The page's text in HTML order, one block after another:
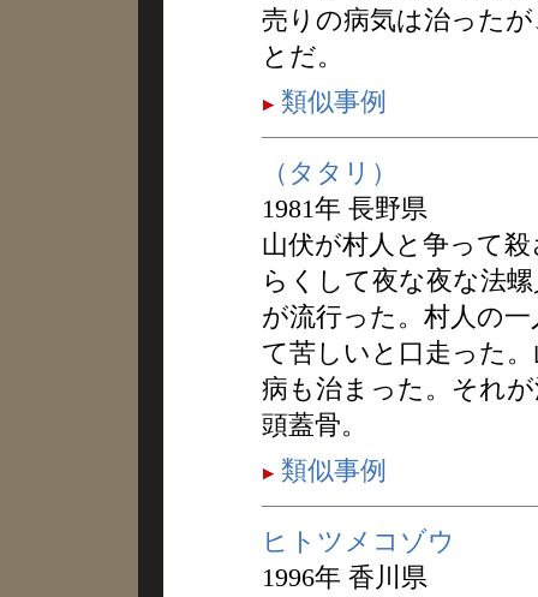
売りの病気は治った
とだ。
類似事例
（タタリ）
1981年 長野県
山伏が村人と争って
らくして夜な夜な法
が流行った。村人の
て苦しいと口走った
病も治まった。それ
頭蓋骨。
類似事例
ヒトツメコゾウ
1996年 香川県